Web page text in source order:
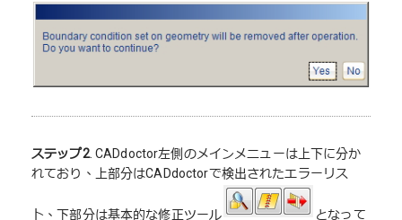
ステップ2. CADdoctor左側のメインメニューは上下に分か
れており、上部分はCADdoctorで検出されたエラーリス
ト、下部分は基本的な修正ツール となって